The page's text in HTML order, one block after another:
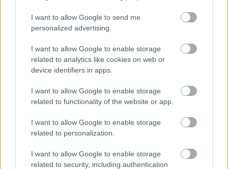
I want to allow Google to send me
personalized advertising.
I want to allow Google to enable storage
related to analytics like cookies on web or
device identifiers in apps.
I want to allow Google to enable storage
related to functionality of the website or app.
I want to allow Google to enable storage
related to personalization.
I want to allow Google to enable storage
related to security, including authentication
VAGY